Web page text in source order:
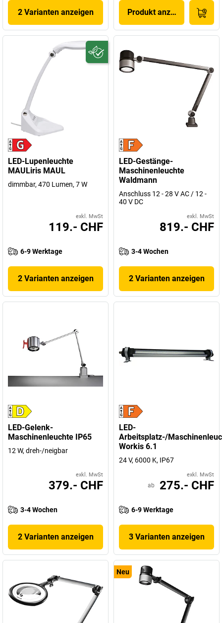
2 Varianten anzeigen Produkt anzeigen
LED-Lupenleuchte
MAULiris MAUL
dimmbar, 470 Lumen, 7 W
exkl. MwSt
119.- CHF
6-9 Werktage
2 Varianten anzeigen
LED-Gestänge-
Maschinenleuchte
Waldmann
Anschluss 12 - 28 V AC / 12 -
40 V DC
exkl. MwSt
819.- CHF
3-4 Wochen
2 Varianten anzeigen
LED-Gelenk-
Maschinenleuchte IP65
12 W, dreh-/neigbar
exkl. MwSt
379.- CHF
3-4 Wochen
2 Varianten anzeigen
LED-
Arbeitsplatz-/
Workis 6.1
24 V, 6000 K, IP67
exkl. MwSt
ab 275.- CHF
6-9 Werktage
3 Varianten anzeigen
Neu